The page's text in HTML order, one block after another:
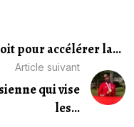
pour accélérer la...
Article suivant
qui vise
les...